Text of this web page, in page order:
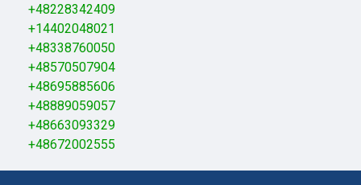
+48228342409
+14402048021
+48338760050
+48570507904
+48695885606
+48889059057
+48663093329
+48672002555